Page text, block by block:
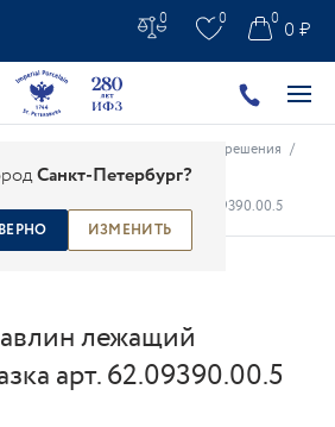
Санкт-Петербург?
ИЗМЕНИТЬ
0 0 0 ₽
0
Интерьерные решения /
Скульптура /
Восточная сказка арт. 62.09390.00.5
лежащий
арт. 62.09390.00.5